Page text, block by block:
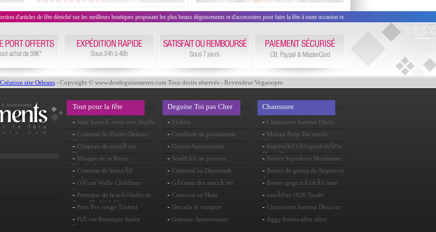
d'articles de fête déniché sur les meilleurs boutiques proposant les plus beaux déguisements et d'accessoires pour faire la fête à toute occasion et
évènement !
Création site Orleans- Copyright © www.desdeguisements.com Tous droits réservés - Revendeur Vegaoopro
Tout pour la fête
- Jupe hawaÃ¯enne rose feuille
- Costume de Pirates Deluxe
Childens
- Chapeau de sorciÃ¨res
Diamante noir
- Masque de la Reine
Elizabeth carte
- Costume de beautÃ©
burlesque
- OÃ¹ est Wally Childrens
Costume
- Perruque de la mÃ©lodie de
Come Fly With Me
- Petit Pvc rouge Trident
- FiÃ¨vre Boutique Sailor
Costume
Deguise Toi pas Cher
- Elektra
- Confiture au potimarron
- Gouter Anniversaire
- SoufflÃ© au potiron
- Carnaval au Danemark
- GÃ¢teau des sorciÃ¨res
- Carnaval en Haiti
- Dracula le vampire
- Gateaux Anniversaire
Chaussure
- Chaussures homme Disco
argent
- Marina Peep Toe marin
chaussure
- ImprimÃ© lÃ©opard mÃ¢le
Disco 70 ' s
- Bottes Superhero Mesdames
- Bottes de genou de Sequin or
dames
- Bottes gogo bÃ©bÃ© rose
- annÃ©es 1920 Tassle
chaussures
- Chaussures homme Disco or
- Jiggy bottes allez allez